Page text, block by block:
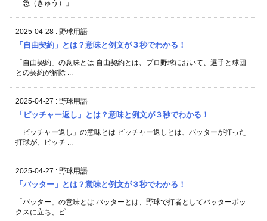
「急（きゅう）」 ...
2025-04-28 : 野球用語
「自由契約」とは？意味と例文が３秒でわかる！
「自由契約」の意味とは 自由契約とは、プロ野球において、選手と球団
との契約が解除 ...
2025-04-27 : 野球用語
「ピッチャー返し」とは？意味と例文が３秒でわかる！
「ピッチャー返し」の意味とは ピッチャー返しとは、バッターが打った
打球が、ピッチ ...
2025-04-27 : 野球用語
「バッター」とは？意味と例文が３秒でわかる！
「バッター」の意味とは バッターとは、野球で打者としてバッターボッ
クスに立ち、ピ ...